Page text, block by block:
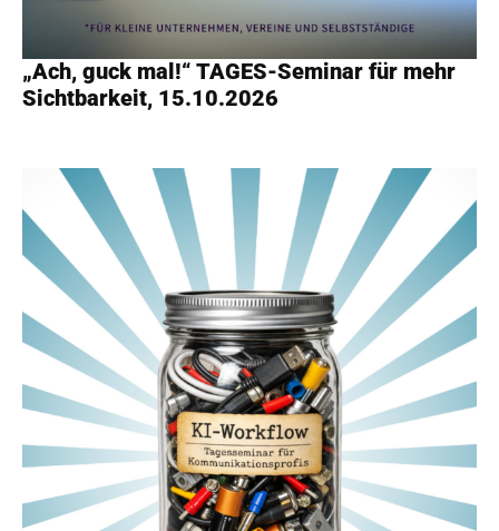
„Ach, guck mal!“ TAGES-Seminar für mehr
Sichtbarkeit, 15.10.2026